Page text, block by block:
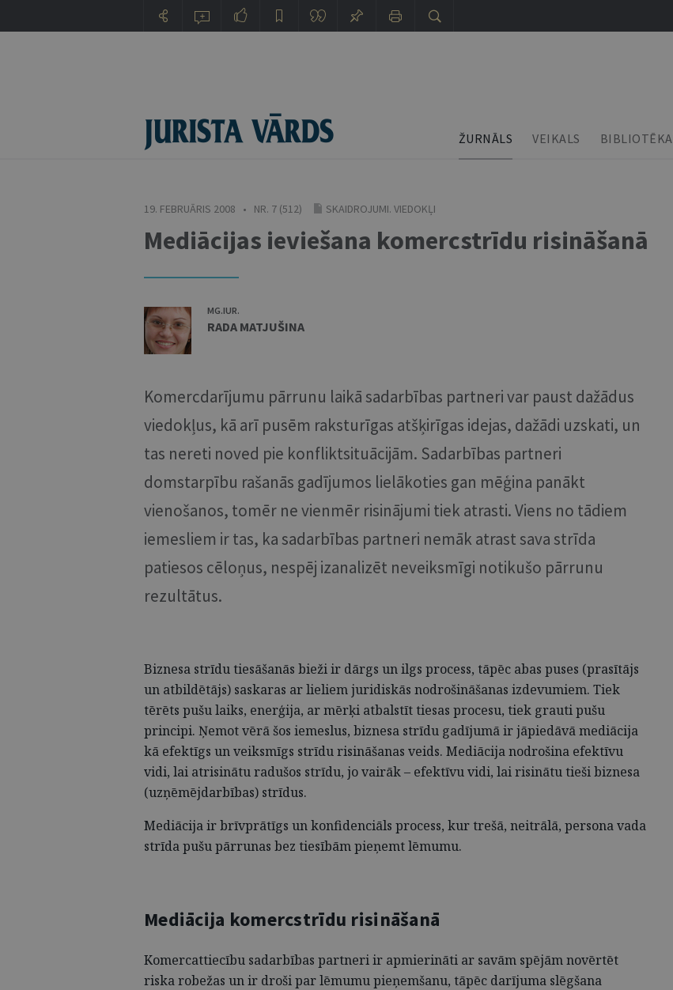
ŽURNĀLS VEIKALS BIBLIOTĒKA
19. FEBRUĀRIS 2008 • NR. 7 (512) SKAIDROJUMI. VIEDOKĻI
Mediācijas ieviešana komercstrīdu risināšanā
MG.IUR.
RADA MATJUŠINA
Komercdarījumu pārrunu laikā sadarbības partneri var paust dažādus
viedokļus, kā arī pusēm raksturīgas atšķirīgas idejas, dažādi uzskati, un
tas nereti noved pie konfliktsituācijām. Sadarbības partneri
domstarpību rašanās gadījumos lielākoties gan mēģina panākt
vienošanos, tomēr ne vienmēr risinājumi tiek atrasti. Viens no tādiem
iemesliem ir tas, ka sadarbības partneri nemāk atrast sava strīda
patiesos cēloņus, nespēj izanalizēt neveiksmīgi notikušo pārrunu
rezultātus.
Biznesa strīdu tiesāšanās bieži ir dārgs un ilgs process, tāpēc abas puses (prasītājs
un atbildētājs) saskaras ar lieliem juridiskās nodrošināšanas izdevumiem. Tiek
tērēts pušu laiks, enerģija, ar mērķi atbalstīt tiesas procesu, tiek grauti pušu
principi. Ņemot vērā šos iemeslus, biznesa strīdu gadījumā ir jāpiedāvā mediācija
kā efektīgs un veiksmīgs strīdu risināšanas veids. Mediācija nodrošina efektīvu
vidi, lai atrisinātu radušos strīdu, jo vairāk – efektīvu vidi, lai risinātu tieši biznesa
(uzņēmējdarbības) strīdus.
Mediācija ir brīvprātīgs un konfidenciāls process, kur trešā, neitrālā, persona vada
strīda pušu pārrunas bez tiesībām pieņemt lēmumu.
Mediācija komercstrīdu risināšanā
Komercattiecību sadarbības partneri ir apmierināti ar savām spējām novērtēt
riska robežas un ir droši par lēmumu pieņemšanu, tāpēc darījuma slēgšana